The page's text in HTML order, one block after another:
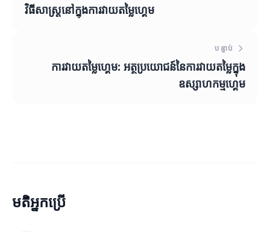
វិធីសាស្ត្រនៅក្នុងការវាយតម្លៃហ្គេម
បន្ទាប់
ការវាយតម្លៃហ្គេម: អត្ថប្រយោជន៍នៃការវាយតម្លៃក្នុង
ឧស្សាហកម្មហ្គេម
មតិអ្នកប្រើ